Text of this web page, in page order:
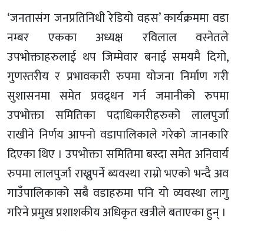
‘जनतासंग जनप्रतिनिधी रेडियो वहस’ कार्यक्रममा वडा
नम्बर एकका अध्यक्ष रविलाल वस्नेतले
उपभोक्ताहरुलाई थप जिम्मेवार बनाई समयमै दिगो,
गुणस्तरीय र प्रभावकारी रुपमा योजना निर्माण गरी
सुशासनमा समेत प्रवद्र्धन गर्न जमानीको रुपमा
उपभोक्ता समितिका पदाधिकारीहरुको लालपुर्जा
राखीने निर्णय आफ्नो वडापालिकाले गरेको जानकारि
दिएका थिए । उपभोक्ता समितिमा बस्दा समेत अनिवार्य
रुपमा लालपुर्जा राख्नुपर्ने ब्यवस्था राम्रो भएको भन्दै अव
गाउँपालिकाको सबै वडाहरुमा पनि यो व्यवस्था लागु
गरिने प्रमुख प्रशाशकीय अधिकृत खत्रीले बताएका हुन् ।